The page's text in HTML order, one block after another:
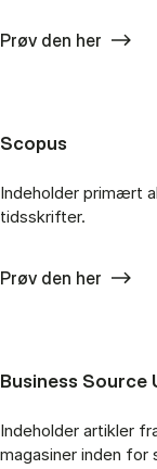
Prøv den her
Scopus
Indeholder primært
tidsskrifter.
Prøv den her
Business Source
Indeholder artikler
magasiner inden for